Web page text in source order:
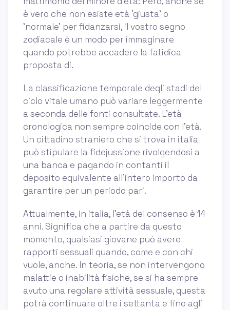
è vero che non esiste età 'giusta' o
'normale' per fidanzarsi, il vostro segno
zodiacale è un modo per immaginare
quando potrebbe accadere la fatidica
proposta di.
La classificazione temporale degli stadi del
ciclo vitale umano può variare leggermente
a seconda delle fonti consultate. L'età
cronologica non sempre coincide con l'età.
Un cittadino straniero che si trova in italia
può stipulare la fidejussione rivolgendosi a
una banca e pagando in contanti il
deposito equivalente all’intero importo da
garantire per un periodo pari.
Attualmente, in italia, l’età del consenso è 14
anni. Significa che a partire da questo
momento, qualsiasi giovane può avere
rapporti sessuali quando, come e con chi
vuole, anche. In teoria, se non intervengono
malattie o inabilità fisiche, se si ha sempre
avuto una regolare attività sessuale, questa
potrà continuare oltre i settanta e fino agli